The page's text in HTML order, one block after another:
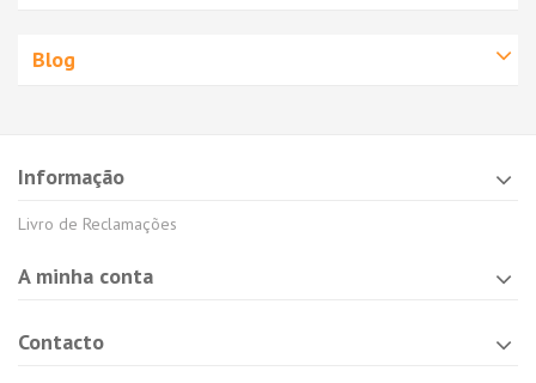
Blog
Informação
Livro de Reclamações
A minha conta
Contacto